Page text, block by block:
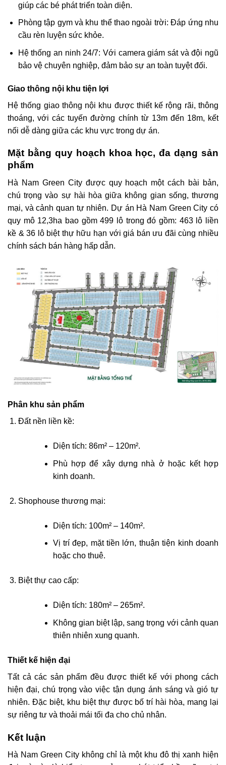
giúp các bé phát triển toàn diện.
Phòng tập gym và khu thể thao ngoài trời: Đáp ứng nhu
cầu rèn luyện sức khỏe.
Hệ thống an ninh 24/7: Với camera giám sát và đội ngũ
bảo vệ chuyên nghiệp, đảm bảo sự an toàn tuyệt đối.
Giao thông nội khu tiện lợi
Hệ thống giao thông nội khu được thiết kế rộng rãi, thông
thoáng, với các tuyến đường chính từ 13m đến 18m, kết
nối dễ dàng giữa các khu vực trong dự án.
Mặt bằng quy hoạch khoa học, đa dạng sản
phẩm
Hà Nam Green City được quy hoạch một cách bài bản,
chú trọng vào sự hài hòa giữa không gian sống, thương
mại, và cảnh quan tự nhiên. Dự án Hà Nam Green City có
quy mô 12,3ha bao gồm 499 lô trong đó gồm: 463 lô liền
kề & 36 lô biệt thự hữu hạn với giá bán ưu đãi cùng nhiều
chính sách bán hàng hấp dẫn.
Phân khu sản phẩm
Đất nền liền kề:
Diện tích: 86m² – 120m².
Phù hợp để xây dựng nhà ở hoặc kết hợp
kinh doanh.
Shophouse thương mại:
Diện tích: 100m² – 140m².
Vị trí đẹp, mặt tiền lớn, thuận tiện kinh doanh
hoặc cho thuê.
Biệt thự cao cấp:
Diện tích: 180m² – 265m².
Không gian biệt lập, sang trọng với cảnh quan
thiên nhiên xung quanh.
Thiết kế hiện đại
Tất cả các sản phẩm đều được thiết kế với phong cách
hiện đại, chú trọng vào việc tận dụng ánh sáng và gió tự
nhiên. Đặc biệt, khu biệt thự được bố trí hài hòa, mang lại
sự riêng tư và thoải mái tối đa cho chủ nhân.
Kết luận
Hà Nam Green City không chỉ là một khu đô thị xanh hiện